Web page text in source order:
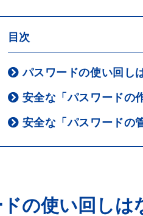
目次
パスワードの使い回し
安全な「パスワードの
安全な「パスワードの
の使い回しは